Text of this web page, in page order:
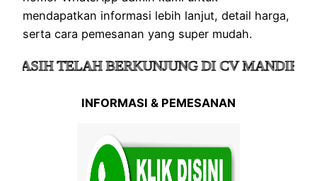
mendapatkan informasi lebih lanjut, detail harga,
serta cara pemesanan yang super mudah.
TELAH BERKUNJUNG DI CV MANDIRI JAYA
INFORMASI & PEMESANAN